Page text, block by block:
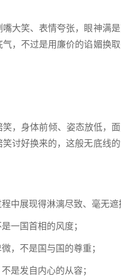
大笑、表情夸张，眼神满
，不过是用廉价的谄媚换
，身体前倾、姿态放低，
讨好换来的，这般无底线
中展现得淋漓尽致、毫无遮
一国首相的风度；
，不是国与国的尊重；
是发自内心的从容；